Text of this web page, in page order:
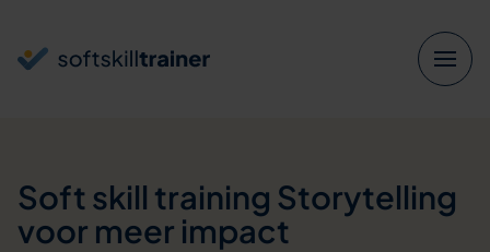
Soft skill training Storytelling
voor meer impact